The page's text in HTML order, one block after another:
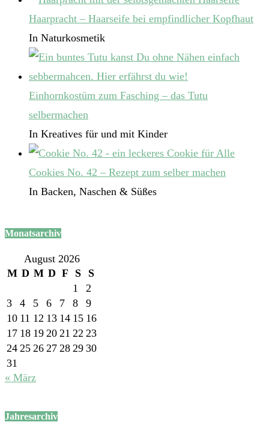
Haarpracht – Haarseife bei empfindlicher Kopfhaut
In Naturkosmetik
Einhornkostüm zum Fasching – das Tutu
selbermachen
In Kreatives für und mit Kinder
Cookies No. 42 – Rezept zum selber machen
In Backen, Naschen & Süßes
Monatsarchiv
August 2026
M D M D F S
S
1
2
3
4 5 6 7 8
9
10 11 12 13 14 15 16
17 18 19 20 21 22 23
24 25 26 27 28 29 30
31
« März
Jahresarchiv